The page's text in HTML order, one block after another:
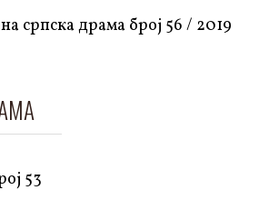
српска драма број 56 / 2019
53